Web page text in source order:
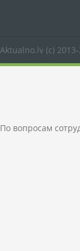
Aktualno.lv (c)
По вопросам